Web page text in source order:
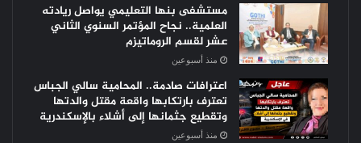
مستشفى بنها التعليمي يواصل ريادته
العلمية.. نجاح المؤتمر السنوي الثاني
عشر لقسم الروماتيزم
منذ أسبوعين
اعترافات صادمة.. المحامية سالي الجباس
تعترف بارتكابها واقعة مقتل والدتها
وتقطيع جثمانها إلى أشلاء بالإسكندرية
منذ أسبوعين